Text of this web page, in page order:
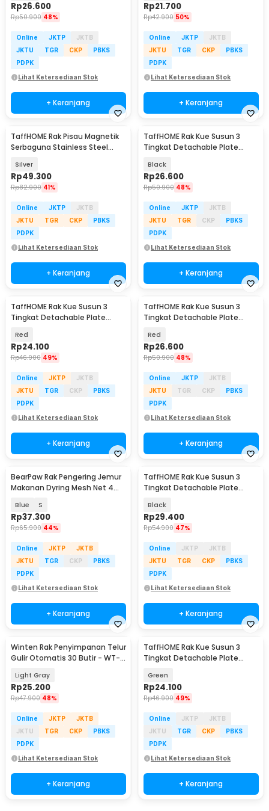
Rp26.600
Rp50.900 48%
Online JKTP
JKTB
JKTU
TGR CKP
PBKS
PDPK
Lihat Ketersediaan Stok
+ Keranjang
Rp21.700
Rp42.900 50%
Online JKTP
JKTB
JKTU
TGR CKP
PBKS
PDPK
Lihat Ketersediaan Stok
+ Keranjang
TaffHOME Rak Pisau Magnetik
Serbaguna Stainless Steel
Silver
Rp49.300
Rp82.900 41%
Online JKTP
JKTB
JKTU
TGR CKP
PBKS
PDPK
Lihat Ketersediaan Stok
+ Keranjang
TaffHOME Rak Kue Susun 3
Tingkat Detachable Plate
Black
Rp26.600
Rp50.900 48%
Online JKTP
JKTB
JKTU
TGR CKP
PBKS
PDPK
Lihat Ketersediaan Stok
+ Keranjang
TaffHOME Rak Kue Susun 3
Tingkat Detachable Plate
Red
Rp24.100
Rp46.900 49%
Online JKTP
JKTB
JKTU
TGR CKP
PBKS
PDPK
Lihat Ketersediaan Stok
+ Keranjang
TaffHOME Rak Kue Susun 3
Tingkat Detachable Plate
Red
Rp26.600
Rp50.900 48%
Online JKTP
JKTB
JKTU
TGR CKP
PBKS
PDPK
Lihat Ketersediaan Stok
+ Keranjang
BearPaw Rak Pengering Jemur
Makanan Dyring Mesh Net 4
Blue S
Rp37.300
Rp65.900 44%
Online JKTP
JKTB
JKTU
TGR CKP
PBKS
PDPK
Lihat Ketersediaan Stok
+ Keranjang
TaffHOME Rak Kue Susun 3
Tingkat Detachable Plate
Black
Rp29.400
Rp54.900 47%
Online JKTP
JKTB
JKTU
TGR CKP
PBKS
PDPK
Lihat Ketersediaan Stok
+ Keranjang
Winten Rak Penyimpanan Telur
Gulir Otomatis 30 Butir - WT-
Light Gray
Rp25.200
Rp47.900 48%
Online JKTP
JKTB
JKTU
TGR CKP
PBKS
PDPK
Lihat Ketersediaan Stok
+ Keranjang
TaffHOME Rak Kue Susun 3
Tingkat Detachable Plate
Green
Rp24.100
Rp46.900 49%
Online JKTP
JKTB
JKTU
TGR CKP
PBKS
PDPK
Lihat Ketersediaan Stok
+ Keranjang